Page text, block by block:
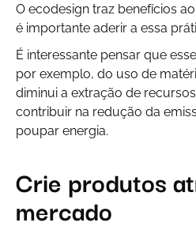
O ecodesign traz benefícios
é importante aderir a essa
É interessante pensar que
por exemplo, do uso de
diminui a extração de
contribuir na redução da
poupar energia.
Crie produtos
mercado